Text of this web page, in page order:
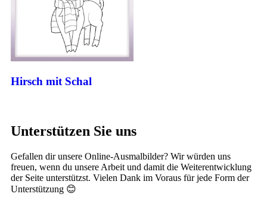
Hirsch mit Schal
Unterstützen Sie uns
Gefallen dir unsere Online-Ausmalbilder? Wir würden uns
freuen, wenn du unsere Arbeit und damit die Weiterentwicklung
der Seite unterstützst. Vielen Dank im Voraus für jede Form der
Unterstützung 😊